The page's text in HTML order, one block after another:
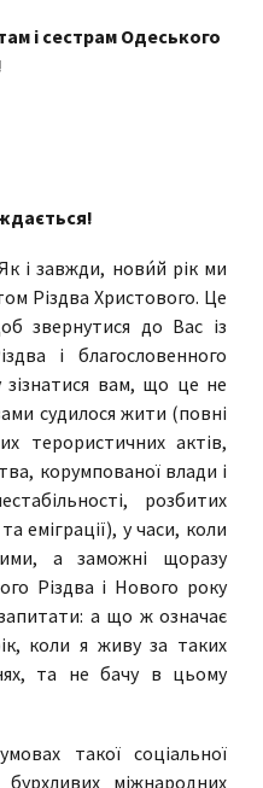
і сестрам Одеського
і завжди, нови́й рік ми
Різдва Христового. Це
звернутися до Вас із
і благословенного
зізнатися вам, що це не
судилося жити (повні
терористичних актів,
корумпованої влади і
розбитих
еміграції), у часи, коли
а заможні щоразу
Різдва і Нового року
а що ж означає
коли я живу за таких
та не бачу в цьому
такої соціальної
бурхливих міжнародних